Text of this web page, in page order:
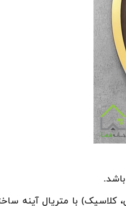
کلاسیک) با متریال آینه